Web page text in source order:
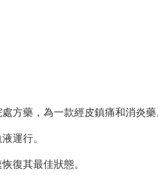
方藥，為一款經皮鎮痛和消炎藥
運行。
復其最佳狀態。